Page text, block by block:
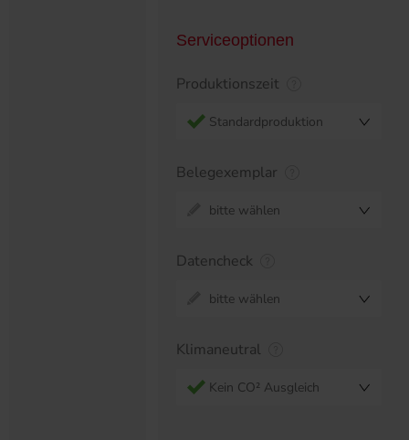
Serviceoptionen
Produktionszeit
Standardproduktion
Belegexemplar
bitte wählen
Datencheck
bitte wählen
Klimaneutral
Kein CO² Ausgleich